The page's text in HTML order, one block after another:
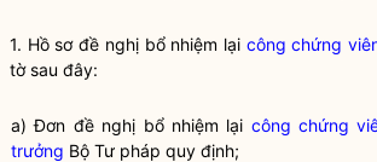
1. Hồ sơ đề nghị bổ nhiệm lại công chứng
tờ sau đây:
a) Đơn đề nghị bổ nhiệm lại công chứng
trưởng Bộ Tư pháp quy định;